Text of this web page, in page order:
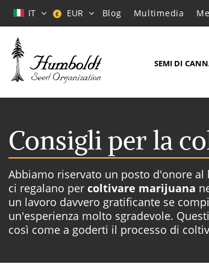
IT € EUR Blog Multimedia
SEMI DI
Consigli per la
Abbiamo riservato un posto d'onore
ci regalano percoltivare marijuana
un lavoro davvero gratificante se
un'esperienza molto sgradevole.
così come a goderti il processo di